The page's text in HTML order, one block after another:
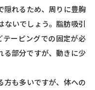
隠れるため、周りに豊胸
ないでしょう。脂肪吸引
ーピングでの固定が必
る部分ですが、動きに少
方も多いですが、体への